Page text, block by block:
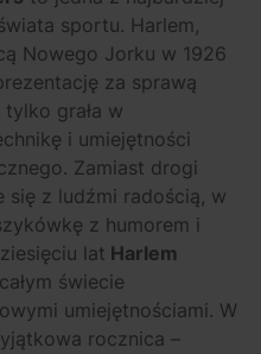
High Five: pięć
najciekawszych
wydarzeń w polskim
rapie [czerwiec i
lipiec 2026]
sportu. Harlem,
Nowego Jorku w 1926
za sprawą
grała w
i umiejętności
Zamiast drogi
się z ludźmi radością, w
z humorem i
lat Harlem
świecie
umiejętnościami. W
rocznica –